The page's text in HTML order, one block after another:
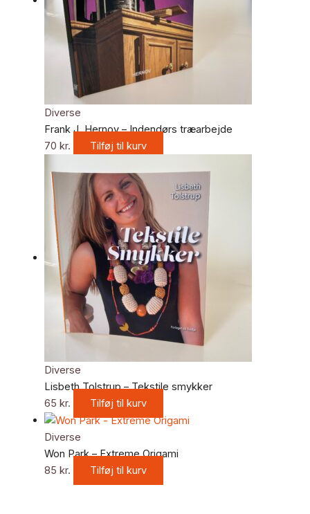
Diverse
Frank J. Hernov – Indendørs træarbejde
70 kr. Tilføj til kurv
Diverse
Lisbeth Tolstrup – Tekstile smykker
65 kr. Tilføj til kurv
Diverse
Won Park – Extreme Origami
85 kr. Tilføj til kurv